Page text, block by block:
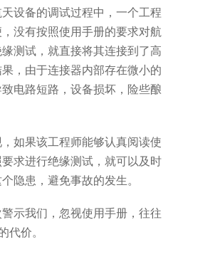
设备的调试过程中，一个工程
没有按照使用手册的要求对航
测试，就直接将其连接到了高
，由于连接器内部存在微小的
电路短路，设备损坏，险些酿
如果该工程师能够认真阅读使
求进行绝缘测试，就可以及时
隐患，避免事故的发生。
示我们，忽视使用手册，往往
代价。